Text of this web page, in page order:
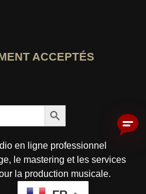
ACCEPTÉS
Bouton de recherche
en ligne professionnel
le mastering et les services
la production musicale.